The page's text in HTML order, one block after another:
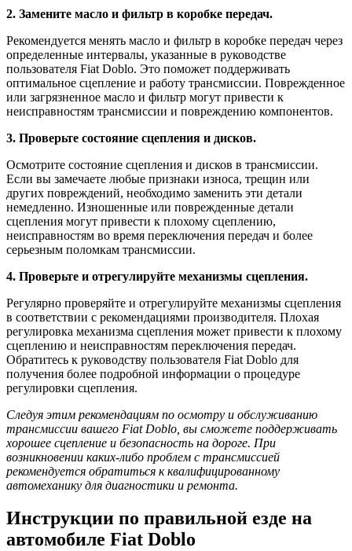
2. Замените масло и фильтр в коробке передач.
Рекомендуется менять масло и фильтр в коробке передач через
определенные интервалы, указанные в руководстве
пользователя Fiat Doblo. Это поможет поддерживать
оптимальное сцепление и работу трансмиссии. Поврежденное
или загрязненное масло и фильтр могут привести к
неисправностям трансмиссии и повреждению компонентов.
3. Проверьте состояние сцепления и дисков.
Осмотрите состояние сцепления и дисков в трансмиссии.
Если вы замечаете любые признаки износа, трещин или
других повреждений, необходимо заменить эти детали
немедленно. Изношенные или поврежденные детали
сцепления могут привести к плохому сцеплению,
неисправностям во время переключения передач и более
серьезным поломкам трансмиссии.
4. Проверьте и отрегулируйте механизмы сцепления.
Регулярно проверяйте и отрегулируйте механизмы сцепления
в соответствии с рекомендациями производителя. Плохая
регулировка механизма сцепления может привести к плохому
сцеплению и неисправностям переключения передач.
Обратитесь к руководству пользователя Fiat Doblo для
получения более подробной информации о процедуре
регулировки сцепления.
Следуя этим рекомендациям по осмотру и обслуживанию
трансмиссии вашего Fiat Doblo, вы сможете поддерживать
хорошее сцепление и безопасность на дороге. При
возникновении каких-либо проблем с трансмиссией
рекомендуется обратиться к квалифицированному
автомеханику для диагностики и ремонта.
Инструкции по правильной езде на
автомобиле Fiat Doblo